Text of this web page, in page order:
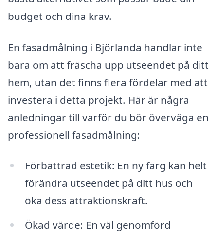
budget och dina krav.
En fasadmålning i Björlanda handlar inte
bara om att fräscha upp utseendet på ditt
hem, utan det finns flera fördelar med att
investera i detta projekt. Här är några
anledningar till varför du bör överväga en
professionell fasadmålning:
Förbättrad estetik: En ny färg kan helt
förändra utseendet på ditt hus och
öka dess attraktionskraft.
Ökad värde: En väl genomförd